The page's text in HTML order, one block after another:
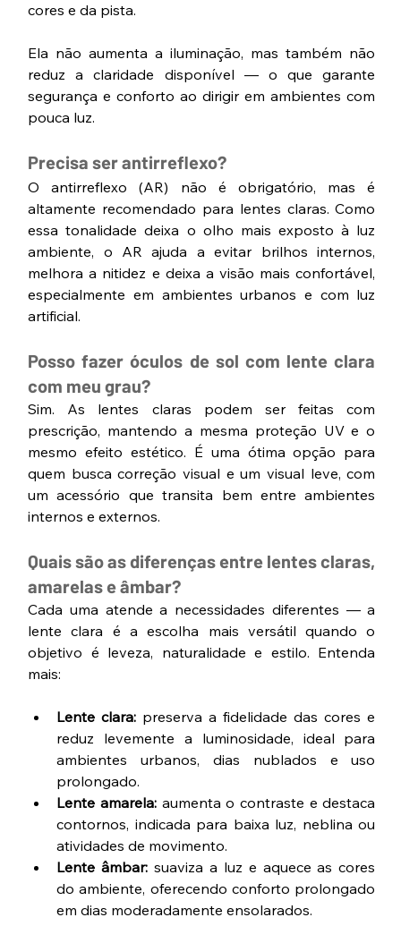
cores e da pista.
Ela não aumenta a iluminação, mas também não
reduz a claridade disponível — o que garante
segurança e conforto ao dirigir em ambientes com
pouca luz.
Precisa ser antirreflexo?
O antirreflexo (AR) não é obrigatório, mas é
altamente recomendado para lentes claras. Como
essa tonalidade deixa o olho mais exposto à luz
ambiente, o AR ajuda a evitar brilhos internos,
melhora a nitidez e deixa a visão mais confortável,
especialmente em ambientes urbanos e com luz
artificial.
Posso fazer óculos de sol com lente clara
com meu grau?
Sim. As lentes claras podem ser feitas com
prescrição, mantendo a mesma proteção UV e o
mesmo efeito estético. É uma ótima opção para
quem busca correção visual e um visual leve, com
um acessório que transita bem entre ambientes
internos e externos.
Quais são as diferenças entre lentes claras,
amarelas e âmbar?
Cada uma atende a necessidades diferentes — a
lente clara é a escolha mais versátil quando o
objetivo é leveza, naturalidade e estilo. Entenda
mais:
Lente clara: preserva a fidelidade das cores e
reduz levemente a luminosidade, ideal para
ambientes urbanos, dias nublados e uso
prolongado.
Lente amarela: aumenta o contraste e destaca
contornos, indicada para baixa luz, neblina ou
atividades de movimento.
Lente âmbar: suaviza a luz e aquece as cores
do ambiente, oferecendo conforto prolongado
em dias moderadamente ensolarados.